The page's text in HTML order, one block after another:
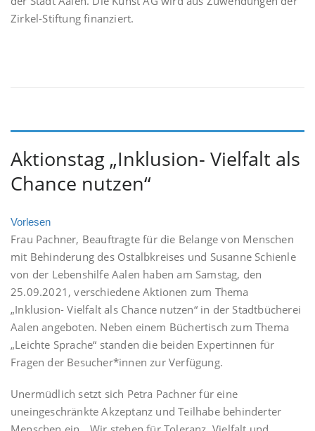
Zirkel-Stiftung finanziert.
Aktionstag „Inklusion- Vielfalt als
Chance nutzen“
Vorlesen
Frau Pachner, Beauftragte für die Belange von Menschen
mit Behinderung des Ostalbkreises und Susanne Schienle
von der Lebenshilfe Aalen haben am Samstag, den
25.09.2021, verschiedene Aktionen zum Thema
„Inklusion- Vielfalt als Chance nutzen“ in der Stadtbücherei
Aalen angeboten. Neben einem Büchertisch zum Thema
„Leichte Sprache“ standen die beiden Expertinnen für
Fragen der Besucher*innen zur Verfügung.
Unermüdlich setzt sich Petra Pachner für eine
uneingeschränkte Akzeptanz und Teilhabe behinderter